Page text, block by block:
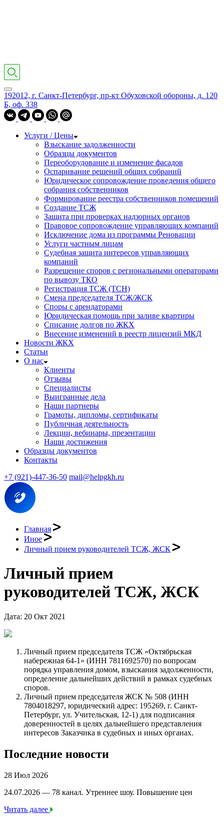
192012, г. Санкт-Петербург, пр-кт Обуховской обороны, д. 120
Б, оф. 338
Услуги / Цены
Взыскание задолженности
Образцы документов
Переоборудование и изменение фасадов
Оспаривание решений общих собраний
Юридическое сопровождение проведения общего
собрания собственников
Формирование реестра собственников помещений
Создание ТСЖ
Защита при проверках надзорных органов
Правовое сопровождение управляющих компаний
Исключение дома из программы Реновации
Услуги частным лицам
Судебная защита интересов управляющих
компаний
Разрешение споров с региональными операторами
по вывозу ТКО
Регистрация ТСЖ (ТСН)
Смена председателя ТСЖ/ЖСК
Споры с арендаторами
Юридическая помощь при заливе квартиры
Списание долгов по ЖКХ
Внесение изменений в реестр лицензий МКД
Новости ЖКХ
Статьи
О нас
Клиенты
Отзывы
Специалисты
Выигранные дела
Наши партнеры
Грамоты, дипломы, сертификаты
Публичная деятельность
Лекции, вебинары, презентации
Наши достижения
Образцы документов
Контакты
+7 (921)-447-36-50 mail@helpgkh.ru
Главная
Иное
Личный прием руководителей ТСЖ, ЖСК
Личный прием
руководителей ТСЖ, ЖСК
Дата: 20 Окт 2021
Личный прием председателя ТСЖ «Октябрьская
набережная 64-1» (ИНН 7811692570) по вопросам
порядка управления домом, взыскания задолженности,
определение дальнейших действий в рамках судебных
споров.
Личный прием председателя ЖСК № 508 (ИНН
7804018297, юридический адрес: 195269, г. Санкт-
Петербург, ул. Учительская, 12-1) для подписания
доверенностей в целях дальнейшего представления
интересов Заказчика в судебных и иных органах.
Последние новости
28 Июл 2026
24.07.2026 — 78 канал. Утреннее шоу. Повышение цен
Читать далее